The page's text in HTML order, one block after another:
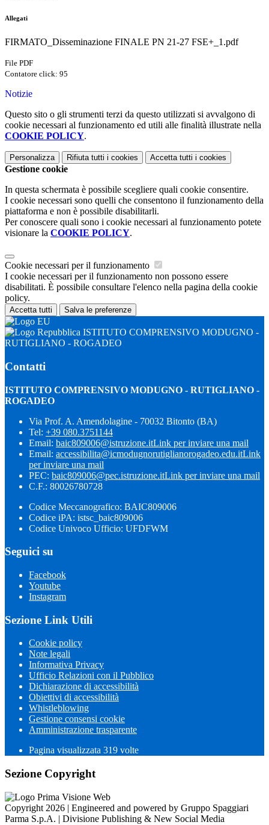
Allegati
FIRMATO_Disseminazione FINALE PN 21-27 FSE+_1.pdf
File PDF
Contatore click: 95
Notizie
Questo sito o gli strumenti terzi da questo utilizzati si avvalgono di
cookie necessari al funzionamento ed utili alle finalità illustrate nella
COOKIE POLICY.
Personalizza Rifiuta tutti i cookies Accetta tutti i cookies
Gestione cookie
In questa schermata è possibile scegliere quali cookie consentire.
I cookie necessari sono quelli che consentono il funzionamento della
piattaforma e non è possibile disabilitarli.
Per conoscere quali sono i cookie necessari al funzionamento potete
visionare la COOKIE POLICY.
Cookie necessari per il funzionamento
I cookie necessari per il funzionamento non possono essere
disabilitati. È possibile consultare l'elenco nella pagina della cookie
policy.
Accetta tutti Salva le preferenze
ISTITUTO COMPRENSIVO MODUGNO -
RUTIGLIANO - ROGADEO
Contatti
ISTITUTO COMPRENSIVO MODUGNO - RUTIGLIANO -
ROGADEO
Via Prof. A. Amendolagine - 70032 Bitonto (BA)
Tel: +39 080.3751144
Email: baic809006@istruzione.itLink per inviare una mail
Email: accessibilita@icmodugnorutiglianorogadeo.edu.itLink
per inviare una mail
PEC: baic809006@pec.istruzione.itLink per inviare una mail
C.F.: 80026780728
Codice Meccanografico: BAIC809006
Codice iPA: istsc_baic809006
Codice Univoco Ufficio: UFDFWM
Seguici su
Facebook
Youtube
Instagram
Sezione Link Utili
Cookie policy
Note legali
Informativa Privacy
Ufficio Relazioni con il Pubblico
Dichiarazione di accessibilità
Obiettivi di accessibilità
Whistleblowing
Gestione consensi cookie
Amministrazione trasparente
Pagina visualizzata 319 volte
Sezione Copyright
Copyright 2026 | Engineered and powered by Gruppo Spaggiari
Parma S.p.A. | Divisione Publishing & New Social Media